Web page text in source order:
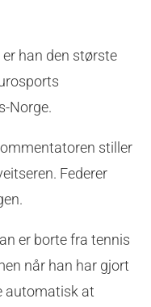
han den største
Norge.
stiller
Federer
er borte fra tennis
når han har gjort
automatisk at